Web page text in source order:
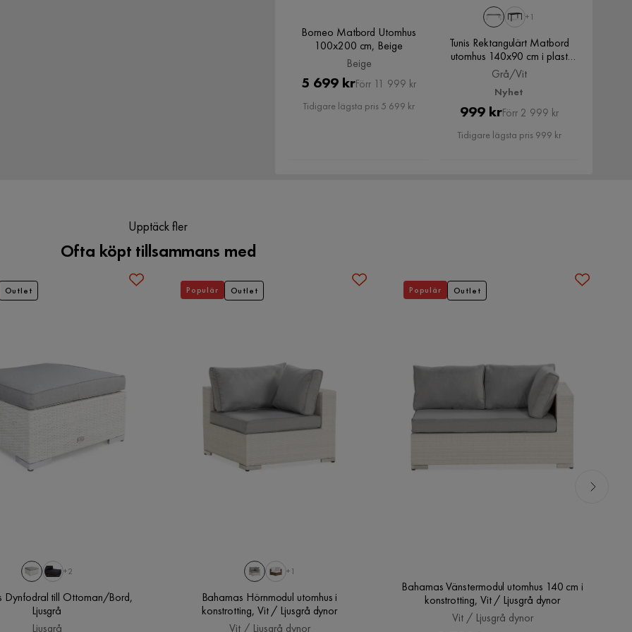
Borneo Matbord Utomhus
100x200 cm, Beige
Beige
Pris
5 699 krOriginal
Pris
Förr 11 999 kr
Tidigare lägsta pris 5 699 kr
+1
Tunis Rektangulärt Matbord
utomhus 140x90 cm i plast
och metall, Grå/Vit
Grå/Vit
Nyhet
Pris
999 kr Original
Pris
Förr 2 999 kr
Tidigare lägsta pris 999 kr
Upptäck fler
Ofta köpt tillsammans med
+2
Dynfodral till Ottoman/Bord,
Ljusgrå
Ljusgrå
Outlet
+1
Bahamas Hörnmodul utomhus i
konstrotting, Vit / Ljusgrå dynor
Vit / Ljusgrå dynor
Populär Outlet
Bahamas Vänstermodul utomhus 140 cm i
konstrotting, Vit / Ljusgrå dynor
Vit / Ljusgrå dynor
Populär Outlet